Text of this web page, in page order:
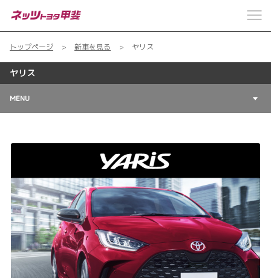
トップページ 新車を見る ヤリス
ヤリス
MENU